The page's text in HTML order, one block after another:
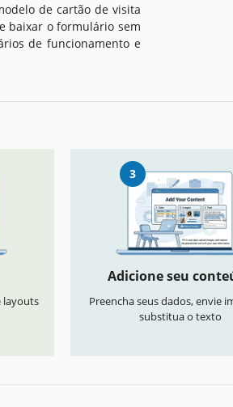
de cartão de visita
baixar o formulário sem
de funcionamento e
layouts
3
Adicione seu
Preencha seus dados, envie
substitua o texto